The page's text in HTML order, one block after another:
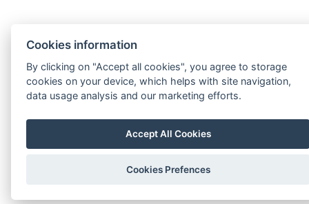
Cookies information
By clicking on "Accept all cookies", you agree to storage
cookies on your device, which helps with site navigation,
data usage analysis and our marketing efforts.
Accept All Cookies
Cookies Prefences